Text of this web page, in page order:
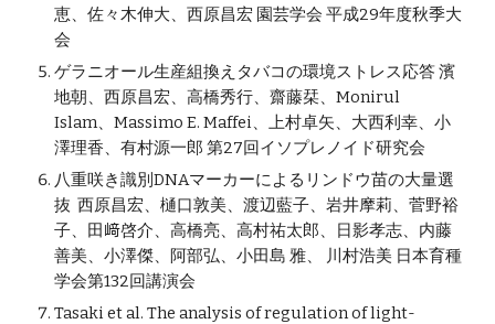
恵、佐々木伸大、西原昌宏 園芸学会 平成29年度秋季大
会
ゲラニオール生産組換えタバコの環境ストレス応答 濱
地朝、西原昌宏、高橋秀行、齋藤栞、Monirul
Islam、Massimo E. Maffei、上村卓矢、大西利幸、小
澤理香、有村源一郎 第27回イソプレノイド研究会
八重咲き識別DNAマーカーによるリンドウ苗の大量選
抜 西原昌宏、樋口敦美、渡辺藍子、岩井摩莉、菅野裕
子、田﨑啓介、高橋亮、高村祐太郎、日影孝志、内藤
善美、小澤傑、阿部弘、小田島 雅、 川村浩美 日本育種
学会第132回講演会
Tasaki et al. The analysis of regulation of light-